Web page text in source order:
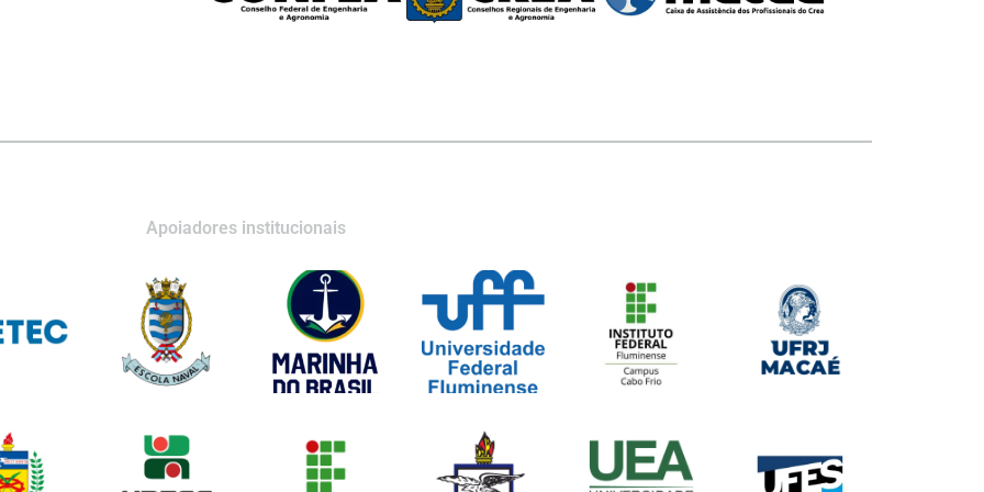
Apoiadores institucionais